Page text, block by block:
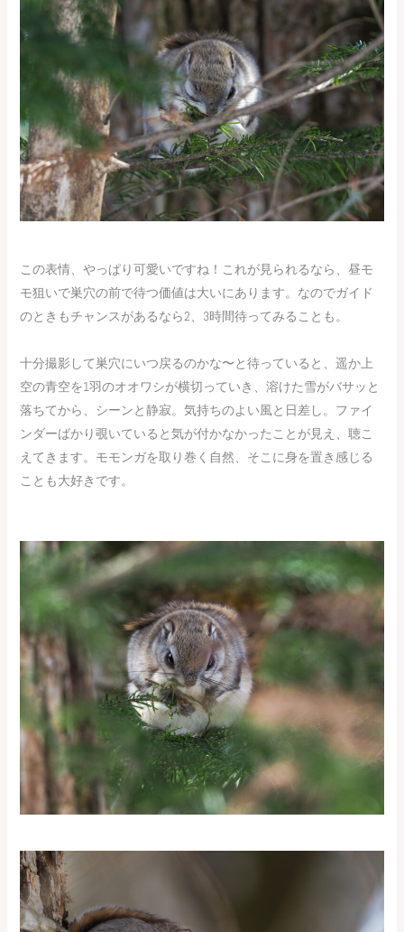
この表情、やっぱり可愛いですね！これが見られるなら、昼モ
モ狙いで巣穴の前で待つ価値は大いにあります。なのでガイド
のときもチャンスがあるなら2、3時間待ってみることも。
十分撮影して巣穴にいつ戻るのかな〜と待っていると、遥か上
空の青空を1羽のオオワシが横切っていき、溶けた雪がバサッと
落ちてから、シーンと静寂。気持ちのよい風と日差し。ファイ
ンダーばかり覗いていると気が付かなかったことが見え、聴こ
えてきます。モモンガを取り巻く自然、そこに身を置き感じる
ことも大好きです。